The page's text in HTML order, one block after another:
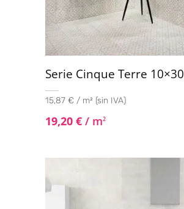
Serie Cinque Terre 10×30
15,87 € / m² (sin IVA)
19,20 € / m2